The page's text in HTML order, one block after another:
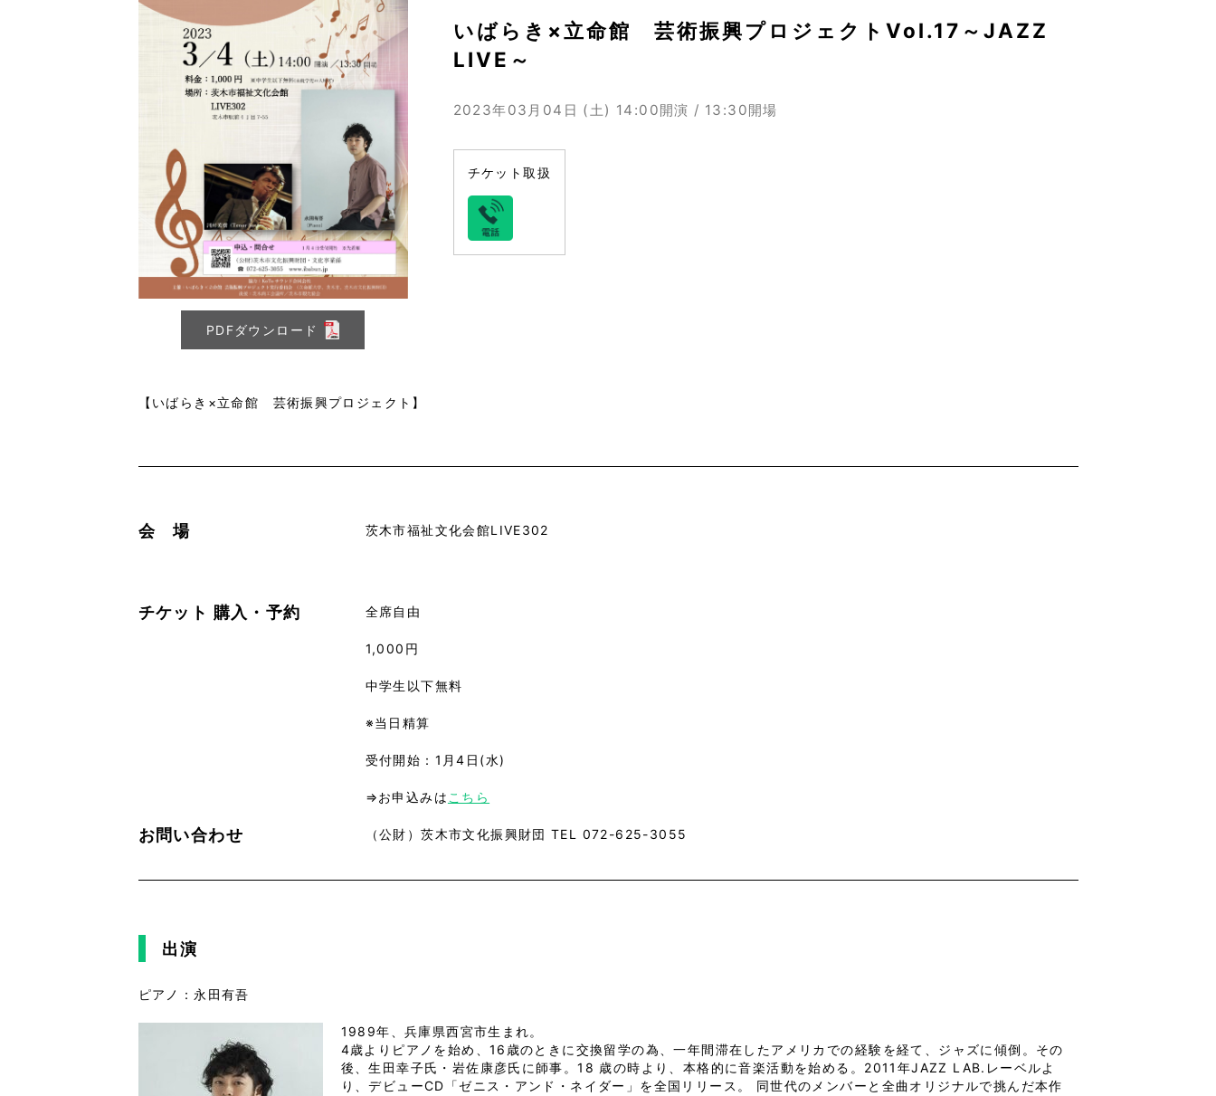
PDFダウンロード
いばらき×立命館 芸術振興プロジェクトVol.17～JAZZ
LIVE～
2023年03月04日 (土) 14:00開演 / 13:30開場
チケット取扱
【いばらき×立命館 芸術振興プロジェクト】
会 場 茨木市福祉文化会館LIVE302
チケット 購入・予約 全席自由
1,000円
中学生以下無料
※当日精算
受付開始：1月4日(水)
⇒お申込みは こちら
お問い合わせ （公財）茨木市文化振興財団 TEL 072-625-3055
出演
ピアノ：永田有吾
1989年、兵庫県西宮市生まれ。
4歳よりピアノを始め、16歳のときに交換留学の為、一年間滞在したアメリカでの経験を経て、ジャズに傾倒。その
後、生田幸子氏・岩佐康彦氏に師事。18 歳の時より、本格的に音楽活動を始める。2011年JAZZ LAB.レーベルよ
り、デビューCD「ゼニス・アンド・ネイダー」を全国リリース。 同世代のメンバーと全曲オリジナルで挑んだ本作